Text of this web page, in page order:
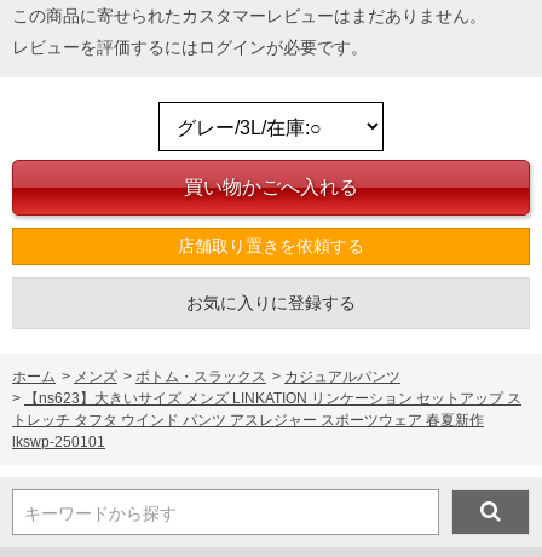
この商品に寄せられたカスタマーレビューはまだありません。
レビューを評価するにはログインが必要です。
店舗取り置きを依頼する
お気に入りに登録する
ホーム > メンズ > ボトム・スラックス > カジュアルパンツ
>
【ns623】大きいサイズ メンズ LINKATION リンケーション セットアップ ス
トレッチ タフタ ウインド パンツ アスレジャー スポーツウェア 春夏新作
lkswp-250101
キーワードから探す